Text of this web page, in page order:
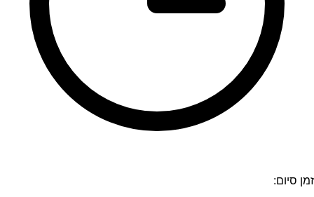
זמן סיום: